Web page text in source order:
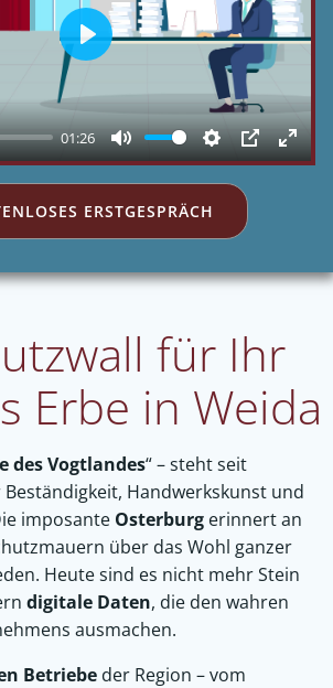
01:26
Mute Settings
PIP Enter
Play
ERSTGESPRÄCH
für Ihr
Erbe in Weida
des Vogtlandes“ – steht seit
Handwerkskunst und
imposante Osterburg erinnert an
über das Wohl ganzer
Heute sind es nicht mehr Stein
digitale Daten, die den wahren
ausmachen.
Betriebe der Region – vom